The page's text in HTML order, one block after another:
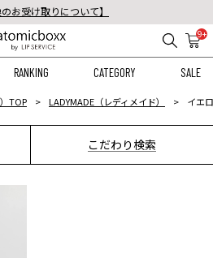
のお受け取りについて】
上のご注文で送料無料！
9+
RANKING CATEGORY SALE
TOP LADYMADE（レディメイド） イエ
こだわり検索